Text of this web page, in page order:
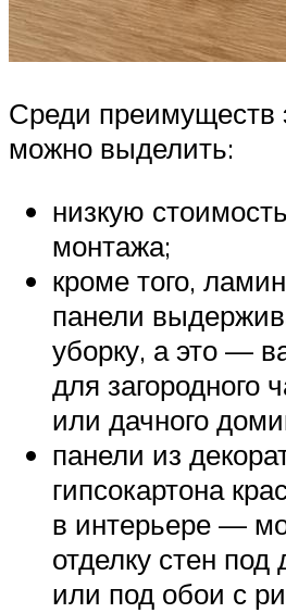
Среди преимуществ
можно выделить:
низкую
монтажа;
кроме того,
панели
уборку, а это —
для загородного
или дачного
панели из
гипсокартона
в интерьере —
отделку стен под
или под обои с